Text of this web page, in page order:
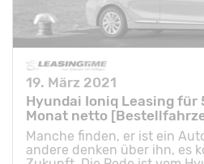
19. März 2021
Hyundai Ioniq Leasing für
Monat netto
Manche finden, er ist ein
andere denken über ihn, es